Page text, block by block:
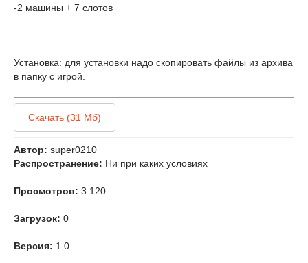
-2 машины + 7 слотов
Установка: для установки надо скопировать файлы из архива
в папку с игрой.
Скачать (31 Мб)
Автор: super0210
Распространение: Ни при каких условиях
Просмотров: 3 120
Загрузок: 0
Версия: 1.0